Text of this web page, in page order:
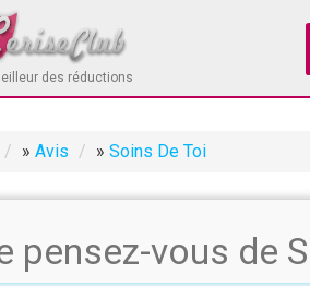
des réductions
» Avis » Soins De Toi
pensez-vous de